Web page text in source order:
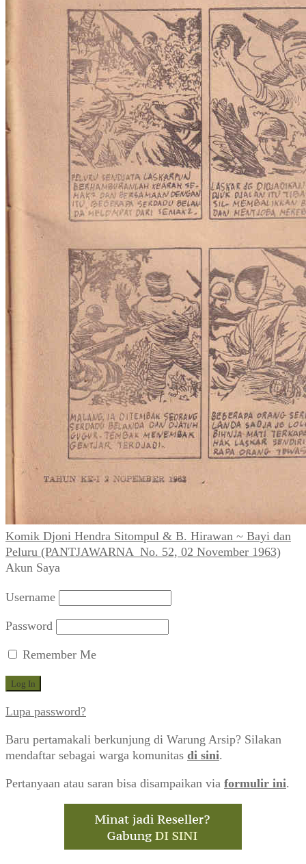
Komik Djoni Hendra Sitompul & B. Hirawan ~ Bayi dan
Peluru (PANTJAWARNA_No. 52, 02 November 1963)
Akun Saya
Username
Password
Remember Me
Lupa password?
Baru pertamakali berkunjung di Warung Arsip? Silakan
mendaftar sebagai warga komunitas di sini.
Pertanyaan atau saran bisa disampaikan via formulir ini.